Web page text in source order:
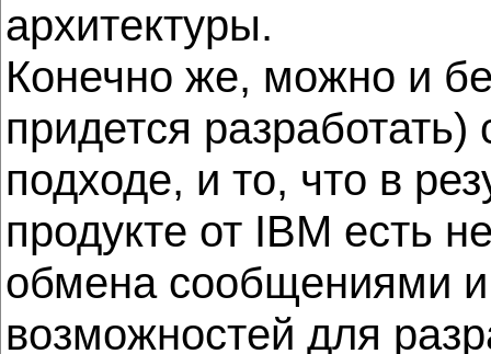
архитектуры.
Конечно же, можно и
придется
подходе, и то, что в
продукте от IBM есть
обмена сообщениями и
возможностей для